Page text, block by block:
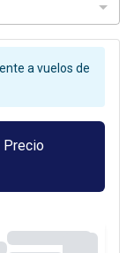
a vuelos de
Precio